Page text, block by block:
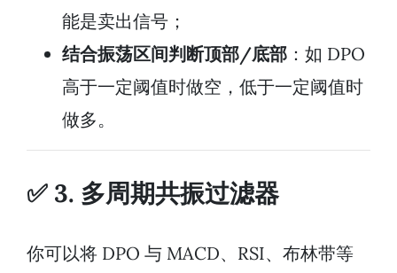
能是卖出信号；
结合振荡区间判断顶部/底部 ：如 DPO
高于一定阈值时做空，低于一定阈值时
做多。
✅ 3. 多周期共振过滤器
你可以将 DPO 与 MACD、RSI、布林带等